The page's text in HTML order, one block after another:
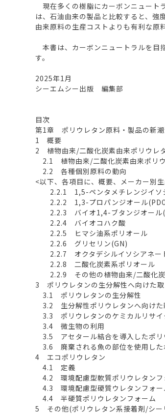
現在多くの樹脂にカーボンニュート
は、石油由来の製品と比較すると、強
由来原料の生産コストよりも有利な原
本書は、カーボンニュートラルを目
す。
2025年1月
シーエムシー出版 編集部
目次
第1章 ポリウレタン原料・製品の新
1 概要
2 植物由来/二酸化炭素由来ポリウレ
2.1 植物由来/二酸化炭素由来ポリ
2.2 各種個別原料の動向
<以下、各項目に、概要、メーカー別
2.2.1 1,5-ペンタメチレンジイソ
2.2.2 1,3-プロパンジオール
2.2.3 バイオ1,4-ブタンジオール(
2.2.4 バイオコハク酸
2.2.5 ヒマシ油系ポリオール
2.2.6 グリセリン(GN)
2.2.7 オクタデシルイソシアネー
2.2.8 二酸化炭素系ポリオール
2.2.9 その他の植物由来/二酸化炭
3 ポリウレタンの生分解性へ向けた
3.1 ポリウレタンの生分解性
3.2 生分解性ポリウレタンへ向けた
3.3 ポリウレタンのケミカルリサイ
3.4 微生物の利用
3.5 アセタール結合を導入したポリ
3.6 廃棄される魚の部位を使用した
4 エコポリウレタン
4.1 定義
4.2 環境配慮型軟質ポリウレタンフ
4.3 環境配慮型硬質ウレタンフォー
4.4 半硬質ポリウレタンフォーム
5 その他(ポリウレタン系接着剤/シー